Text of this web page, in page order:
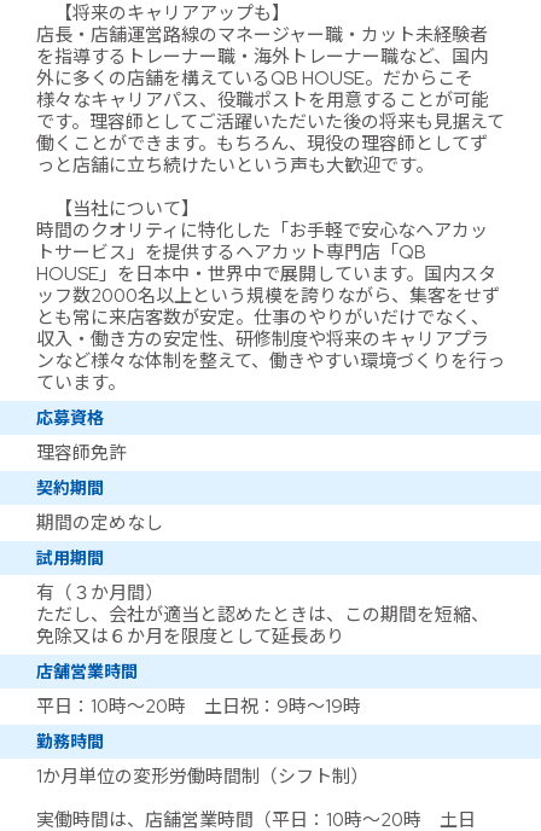
【将来のキャリアアップも】
店長・店舗運営路線のマネージャー職・カット未経験者
を指導するトレーナー職・海外トレーナー職など、国内
外に多くの店舗を構えているQB HOUSE。だからこそ
様々なキャリアパス、役職ポストを用意することが可能
です。理容師としてご活躍いただいた後の将来も見据えて
働くことができます。もちろん、現役の理容師としてず
っと店舗に立ち続けたいという声も大歓迎です。
【当社について】
時間のクオリティに特化した「お手軽で安心なヘアカッ
トサービス」を提供するヘアカット専門店「QB
HOUSE」を日本中・世界中で展開しています。国内スタ
ッフ数2000名以上という規模を誇りながら、集客をせず
とも常に来店客数が安定。仕事のやりがいだけでなく、
収入・働き方の安定性、研修制度や将来のキャリアプラ
ンなど様々な体制を整えて、働きやすい環境づくりを行っ
ています。
応募資格
理容師免許
契約期間
期間の定めなし
試用期間
有（３か月間）
ただし、会社が適当と認めたときは、この期間を短縮、
免除又は６か月を限度として延長あり
店舗営業時間
平日：10時～20時 土日祝：9時～19時
勤務時間
1か月単位の変形労働時間制（シフト制）
実働時間は、店舗営業時間（平日：10時～20時 土日